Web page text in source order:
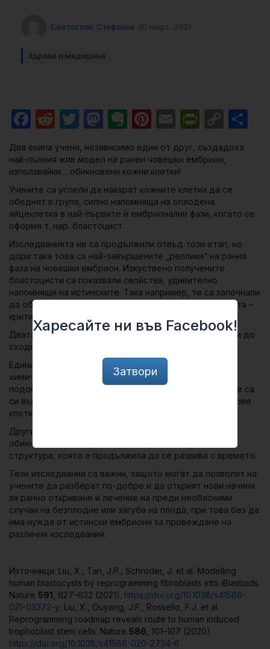
Светослав Стефанов 30 март, 2021
Здраве и медицина
Facebook
RedditTwitter
Mastodon
Evernote
Pinterest
Email
Два екипа учени, независимо един от друг, създадоха
най-пълния жив модел на ранен човешки ембрион,
използвайки… обикновени кожни клетки!
Учените са успели да накарат кожните клетки да се
обеднят в група, силно напомняща на оплодена
яйцеклетка в най-първите ѝ ембрионални фази, когато се
оформя т. нар. бластоцист.
Изследванията не са продължили отвъд този етап, но
дори така това са най-завършените „реплики“ на ранна
фаза на човешки ембрион. Изкуствено получените
бластоцисти са показвали свойства, удивително
напомнящи на истинските. Така например, те са започнали
да образуват клетки, от които се образува плацентата –
критично важна фаза от ембрионалното развитие.
Двата екипа са използвали различни подходи, довели до
сходни резултати.
Единият екип е обработил кожни клетки в специален
химически разтвор, който ги е върнал в състояние,
подобно на това на стволови клетки. По този начин те са
си върнали способността да произвеждат други типове
клетки.
Другият екип е използвал комбинация от стволови и
обикновени клетки, които са събрани в определена
структура, която е продължила да се развива с времето.
Тези изследвания са важни, защото могат да позволят на
учените да разберат по-добре и да открият нови начини
за ранно откриване и лечение на преди необясними
случаи на безплодие или загуба на плода, при това без да
има нужда от истински ембриони за провеждане на
различни изследвания.
Източници: Liu, X., Tan, J.P., Schröder, J. et al. Modelling
human blastocysts by reprogramming fibroblasts into iBlastoids.
Nature 591, 627–632 (2021). https://doi.org/10.1038/s41586-
021-03372-y; Liu, X., Ouyang, J.F., Rossello, F.J. et al.
Reprogramming roadmap reveals route to human induced
trophoblast stem cells. Nature 586, 101–107 (2020).
https://doi.org/10.1038/s41586-020-2734-6
Харесайте ни във Facebook!
Затвори